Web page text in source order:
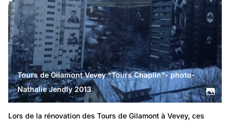
Tours de Gilamont Vevey "Tours Chaplin"- photo-
Nathalie Jendly 2013
Lors de la rénovation des Tours de Gilamont à Vevey, ces